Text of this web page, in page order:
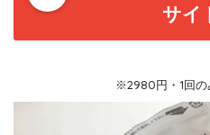
サイ
※2980円・1回